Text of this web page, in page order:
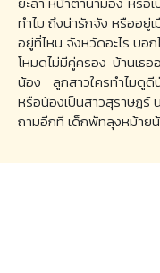
ทำไม ถึงน่ารักจัง หรืออยู่
อยู่ที่ไหน จังหวัดอะไร บอ
โหมดไม่มีคู่ครอง บ้านเธ
น้อง ลูกสาวใครทำไมดู
หรือน้องเป็นสาวสุราษฎร์
ถามอีกที เด็กพัทลุงหม้าย